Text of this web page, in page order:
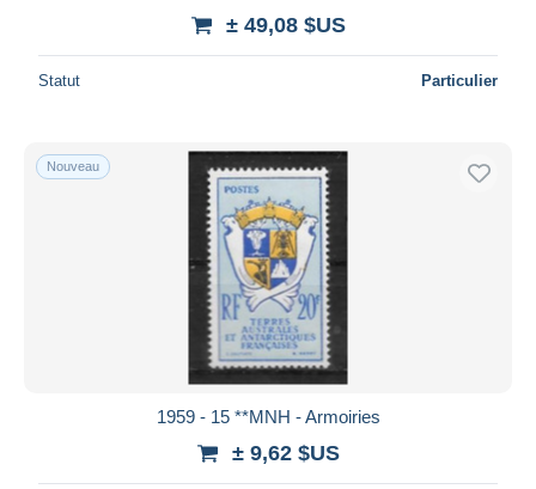
± 49,08 $US
Statut Particulier
Nouveau
1959 - 15 **MNH - Armoiries
± 9,62 $US